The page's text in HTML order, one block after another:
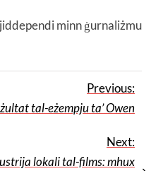
minn ġurnaliżmu
Previous:
tal-eżempju ta’ Owen
Next:
lokali tal-films: mhux